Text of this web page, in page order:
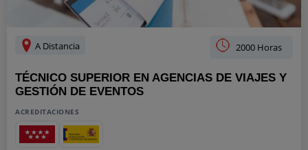
A Distancia 2000 Horas
TÉCNICO SUPERIOR EN AGENCIAS DE VIAJES Y
GESTIÓN DE EVENTOS
ACREDITACIONES